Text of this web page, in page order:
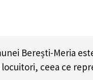
Berești-Meria
locuitori, ceea ce